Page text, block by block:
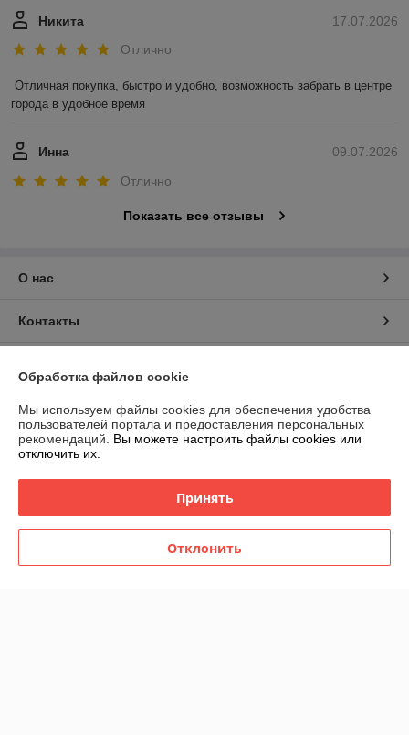
17.07.2026
Никита
Отлично
Отличная покупка, быстро и удобно, возможность забрать в центре
города в удобное время
09.07.2026
Инна
Отлично
Показать все отзывы
О нас
Контакты
График работы
Полная версия сайта
Политика обработки cookies
Сайт создан на платформе Deal.by
Обработка файлов cookie
Мы используем файлы cookies для обеспечения удобства
пользователей портала и предоставления персональных
рекомендаций. Вы можете настроить файлы cookies или
отключить их.
Принять
Отклонить